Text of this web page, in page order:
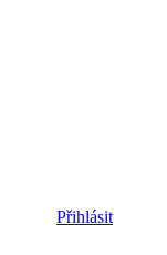
Přihlásit